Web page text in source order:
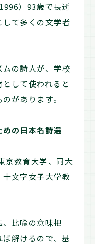
）93歳で長逝
て多くの文学者
の詩人が、学校
して使われると
があります。
の日本名詩選
京教育大学、同大
文字女子大学教
比喩の意味把
解けるので、基